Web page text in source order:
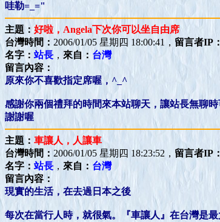
哇勒=_="
主題： 好啦，Angela下次你可以坐自由席
台灣時間： 2006/01/05 星期四 18:00:41， 留言者IP：
名字：站長 ， 來自： 台灣
留言內容：
原來你不喜歡指定席喔，^_^
感謝你兩個禮拜的時間來本站聊天，讓站長無聊
謝謝喔
主題： 車讓人，人讓車
台灣時間： 2006/01/05 星期四 18:23:52， 留言者IP：
名字：站長 ， 來自： 台灣
留言內容：
現實的生活，在去過日本之後
每次在當行人時，就很氣。『車讓人』在台灣是